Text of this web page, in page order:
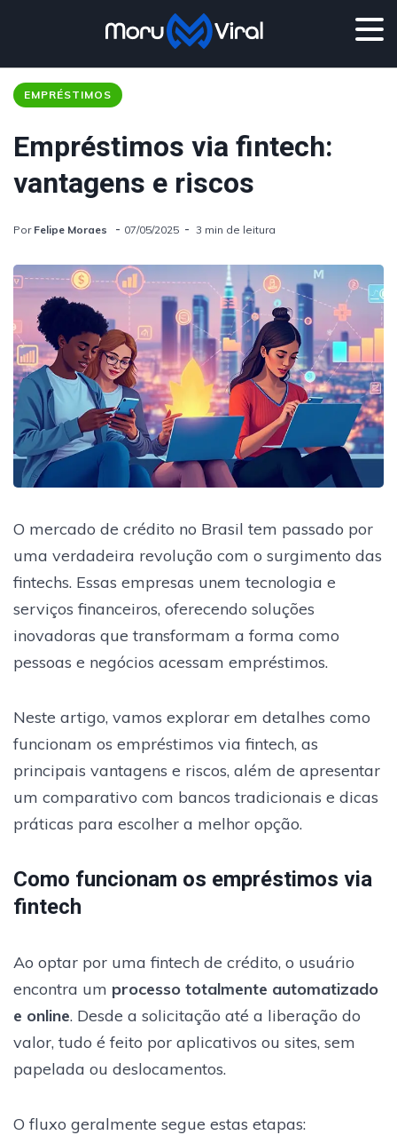
EMPRÉSTIMOS
Empréstimos via fintech:
vantagens e riscos
Por Felipe Moraes 07/05/2025 3 min de leitura
O mercado de crédito no Brasil tem passado por
uma verdadeira revolução com o surgimento das
fintechs. Essas empresas unem tecnologia e
serviços financeiros, oferecendo soluções
inovadoras que transformam a forma como
pessoas e negócios acessam empréstimos.
Neste artigo, vamos explorar em detalhes como
funcionam os empréstimos via fintech, as
principais vantagens e riscos, além de apresentar
um comparativo com bancos tradicionais e dicas
práticas para escolher a melhor opção.
Como funcionam os empréstimos via
fintech
Ao optar por uma fintech de crédito, o usuário
encontra um processo totalmente automatizado
e online. Desde a solicitação até a liberação do
valor, tudo é feito por aplicativos ou sites, sem
papelada ou deslocamentos.
O fluxo geralmente segue estas etapas: